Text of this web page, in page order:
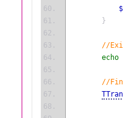
        }
//
echo
//